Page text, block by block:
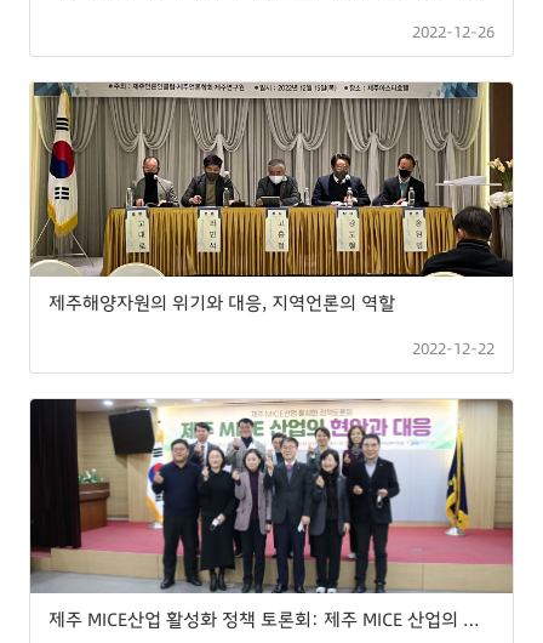
2022-12-26
제주해양자원의 위기와 대응, 지역언론의 역할
2022-12-22
제주 MICE산업 활성화 정책 토론회: 제주 MICE 산업의 현안과 대응